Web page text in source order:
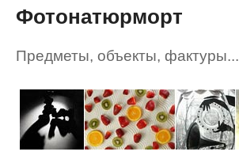
Фотонатюрморт
Предметы, объекты, фактуры...